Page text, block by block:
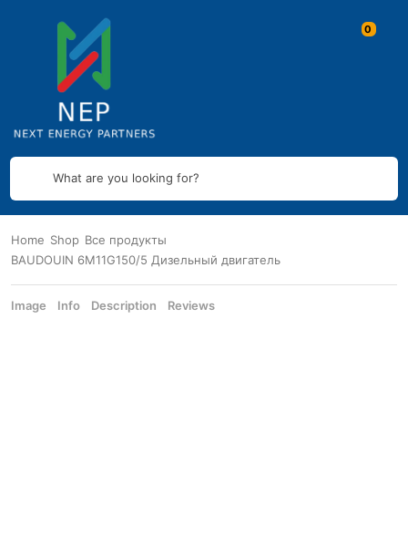
What are you looking for?
Home Shop Все продукты
BAUDOUIN 6M11G150/5 Дизельный двигатель
Image Info Description Reviews